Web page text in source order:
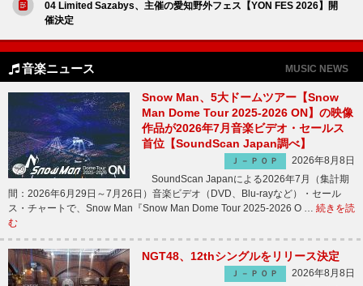
04 Limited Sazabys、主催の愛知野外フェス【YON FES 2026】開
催決定
音楽ニュース MUSIC NEWS
Snow Man、5大ドームツアー【Snow
Man Dome Tour 2025-2026 ON】の映像
作品が2026年7月音楽ビデオ・セールス
首位【SoundScan Japan調べ】
Ｊ－ＰＯＰ
2026年8月8日
SoundScan Japanによる2026年7月（集計期
間：2026年6月29日～7月26日）音楽ビデオ（DVD、Blu-rayなど）・セール
ス・チャートで、Snow Man『Snow Man Dome Tour 2025-2026 O … 続きを読
む
NGT48、12thシングルをリリース決定
Ｊ－ＰＯＰ
2026年8月8日